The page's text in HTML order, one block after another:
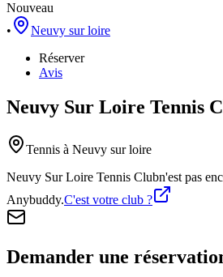
Nouveau
•
Neuvy sur loire
Réserver
Avis
Neuvy Sur Loire Tennis
Tennis à Neuvy sur loire
Neuvy Sur Loire Tennis Clubn'est pas
Anybuddy.C'est votre club ?
Demander une